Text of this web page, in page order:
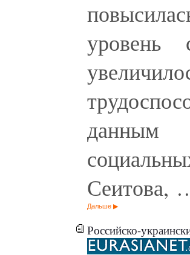
уровень
данным
Сеитова,
Дальше
Российско-украинский